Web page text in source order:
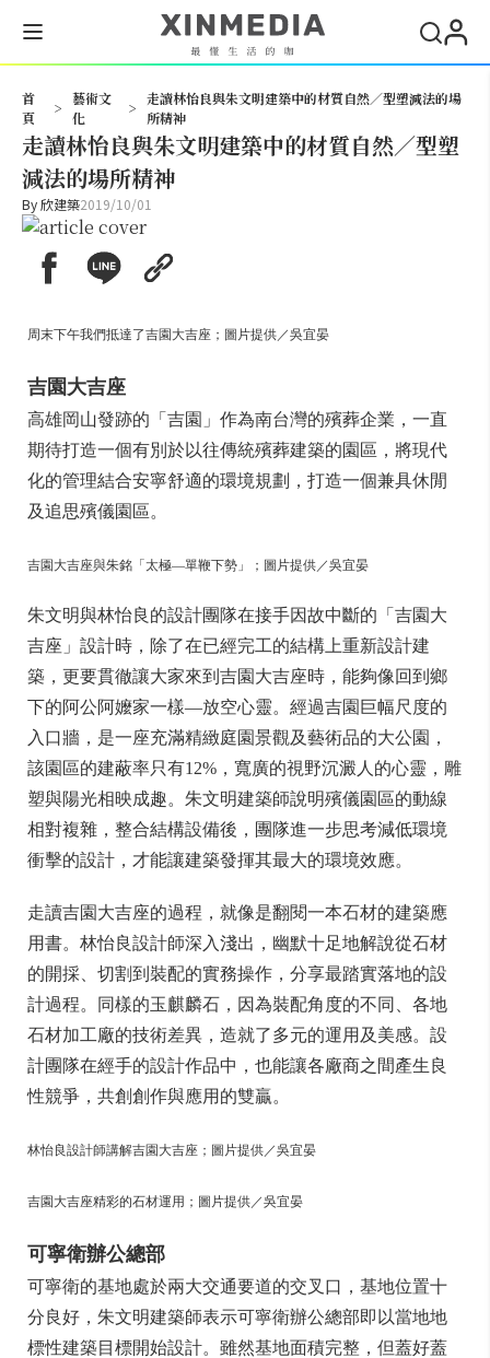
首
頁
>
藝術文
化
>
走讀林怡良與朱文明建築中的材質自然／型塑減法的場
所精神
走讀林怡良與朱文明建築中的材質自然／型塑
減法的場所精神
By欣建築2019/10/01
周末下午我們抵達了吉園大吉座；圖片提供／吳宜晏
吉園大吉座
高雄岡山發跡的「吉園」作為南台灣的殯葬企業，一直
期待打造一個有別於以往傳統殯葬建築的園區，將現代
化的管理結合安寧舒適的環境規劃，打造一個兼具休閒
及追思殯儀園區。
吉園大吉座與朱銘「太極—單鞭下勢」；圖片提供／吳宜晏
朱文明與林怡良的設計團隊在接手因故中斷的「吉園大
吉座」設計時，除了在已經完工的結構上重新設計建
築，更要貫徹讓大家來到吉園大吉座時，能夠像回到鄉
下的阿公阿嬤家一樣—放空心靈。經過吉園巨幅尺度的
入口牆，是一座充滿精緻庭園景觀及藝術品的大公園，
該園區的建蔽率只有12%，寬廣的視野沉澱人的心靈，雕
塑與陽光相映成趣。朱文明建築師說明殯儀園區的動線
相對複雜，整合結構設備後，團隊進一步思考減低環境
衝擊的設計，才能讓建築發揮其最大的環境效應。
走讀吉園大吉座的過程，就像是翻閱一本石材的建築應
用書。林怡良設計師深入淺出，幽默十足地解說從石材
的開採、切割到裝配的實務操作，分享最踏實落地的設
計過程。同樣的玉麒麟石，因為裝配角度的不同、各地
石材加工廠的技術差異，造就了多元的運用及美感。設
計團隊在經手的設計作品中，也能讓各廠商之間產生良
性競爭，共創創作與應用的雙贏。
林怡良設計師講解吉園大吉座；圖片提供／吳宜晏
吉園大吉座精彩的石材運用；圖片提供／吳宜晏
可寧衛辦公總部
可寧衛的基地處於兩大交通要道的交叉口，基地位置十
分良好，朱文明建築師表示可寧衛辦公總部即以當地地
標性建築目標開始設計。雖然基地面積完整，但蓋好蓋